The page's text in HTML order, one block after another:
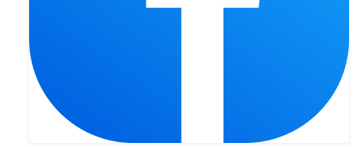
Odpust 2021